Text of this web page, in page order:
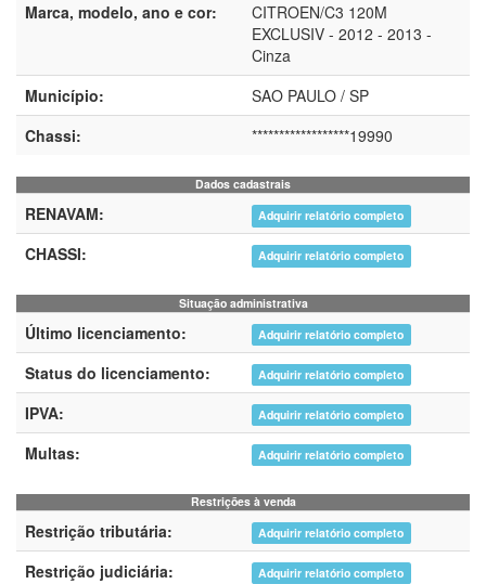
Marca, modelo, ano e cor:
CITROEN/C3 120M
EXCLUSIV - 2012 - 2013 -
Cinza
Município:
SAO PAULO / SP
Chassi:
******************19990
Dados cadastrais
RENAVAM: Adquirir relatório completo
CHASSI: Adquirir relatório completo
Situação administrativa
Último licenciamento: Adquirir relatório completo
Status do licenciamento: Adquirir relatório completo
IPVA: Adquirir relatório completo
Multas: Adquirir relatório completo
Restrições à venda
Restrição tributária: Adquirir relatório completo
Restrição judiciária: Adquirir relatório completo